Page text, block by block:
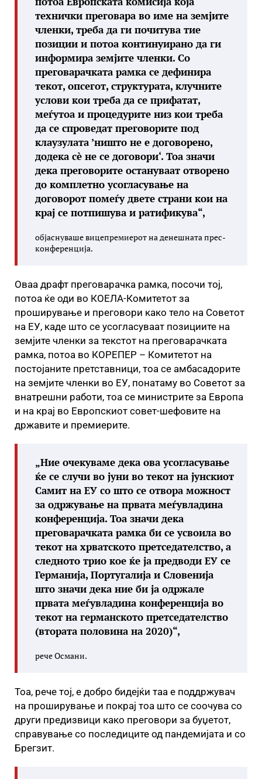
технички преговара во име на земјите
членки, треба да ги почитува тие
позиции и потоа континуирано да ги
информира земјите членки. Со
преговарачката рамка се дефинира
текот, опсегот, структурата, клучните
услови кои треба да се прифатат,
меѓутоа и процедурите низ кои треба
да се спроведат преговорите под
клаузулата ’ништо не е договорено,
додека сè не се договори‘. Тоа значи
дека преговорите остануваат отворено
до комплетно усогласување на
договорот помеѓу двете страни кои на
крај се потпишува и ратификува“,
објаснуваше вицепремиерот на денешната прес-
конференција.
Оваа драфт преговарачка рамка, посочи тој,
потоа ќе оди во КОЕЛА-Комитетот за
проширување и преговори како тело на Советот
на ЕУ, каде што се усогласуваат позициите на
земјите членки за текстот на преговарачката
рамка, потоа во КОРЕПЕР – Комитетот на
постојаните претставници, тоа се амбасадорите
на земјите членки во ЕУ, понатаму во Советот за
внатрешни работи, тоа се министрите за Европа
и на крај во Европскиот совет-шефовите на
државите и премиерите.
„Ние очекуваме дека ова усогласување
ќе се случи во јуни во текот на јунскиот
Самит на ЕУ со што се отвора можност
за одржување на првата меѓувладина
конференција. Тоа значи дека
преговарачката рамка би се усвоила во
текот на хрватското претседателство, а
следното трио кое ќе ја предводи ЕУ се
Германија, Португалија и Словенија
што значи дека ние би ја одржале
првата меѓувладина конференција во
текот на германското претседателство
(втората половина на 2020)“,
рече Османи.
Тоа, рече тој, е добро бидејќи таа е поддржувач
на проширување и покрај тоа што се соочува со
други предизвици како преговори за буџетот,
справување со последиците од пандемијата и со
Брегзит.